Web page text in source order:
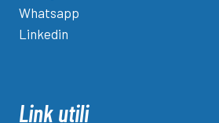
Whatsapp
Linkedin
Link utili